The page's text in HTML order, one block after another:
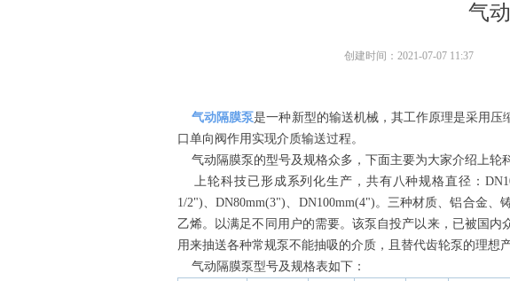
气
创建时间： 2021-07-07 11:37
气动隔膜泵是一种新型的输送机械，其工作原理是采用
口单向阀作用实现介质输送过程。
气动隔膜泵的型号及规格众多，下面主要为大家介绍上轮
上轮科技已形成系列化生产，共有八种规格直径：
1/2")、DN80mm(3")、DN100mm(4")。三种材质、铝合金
乙烯。以满足不同用户的需要。该泵自投产以来，已被国内
用来抽送各种常规泵不能抽吸的介质，且替代齿轮泵的理想
气动隔膜泵型号及规格表如下：